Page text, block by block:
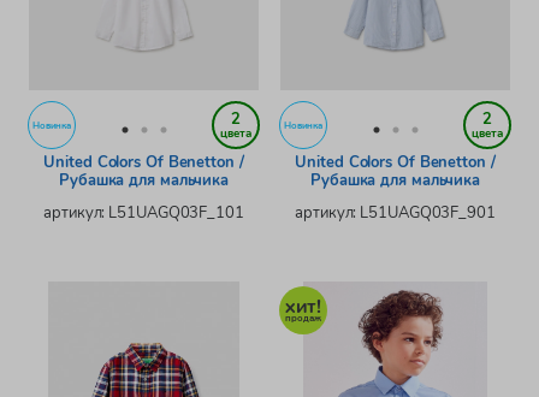
2
цвета
Новинка
United Colors Of Benetton /
Рубашка для мальчика
артикул: L51UAGQ03F_101
2
цвета
Новинка
United Colors Of Benetton /
Рубашка для мальчика
артикул: L51UAGQ03F_901